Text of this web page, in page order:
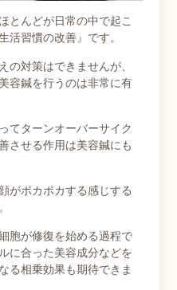
とんどが日常の中で起こ
活習慣の改善』です。
の対策はできませんが、
容鍼を行うのは非常に有
てターンオーバーサイク
させる作用は美容鍼にも
がポカポカする感じする
胞が修復を始める過程で
に合った美容成分などを
る相乗効果も期待できま